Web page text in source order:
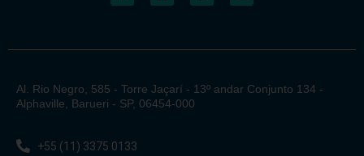
Al. Rio Negro, 585 - Torre Jaçarí - 13º andar Conjunto 134 -
Alphaville, Barueri - SP, 06454-000
+55 (11) 3375 0133